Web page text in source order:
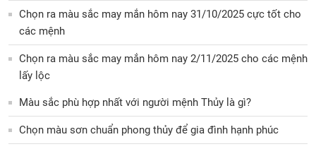
Chọn ra màu sắc may mắn hôm nay 31/10/2025 cực tốt cho
các mệnh
Chọn ra màu sắc may mắn hôm nay 2/11/2025 cho các mệnh
lấy lộc
Màu sắc phù hợp nhất với người mệnh Thủy là gì?
Chọn màu sơn chuẩn phong thủy để gia đình hạnh phúc